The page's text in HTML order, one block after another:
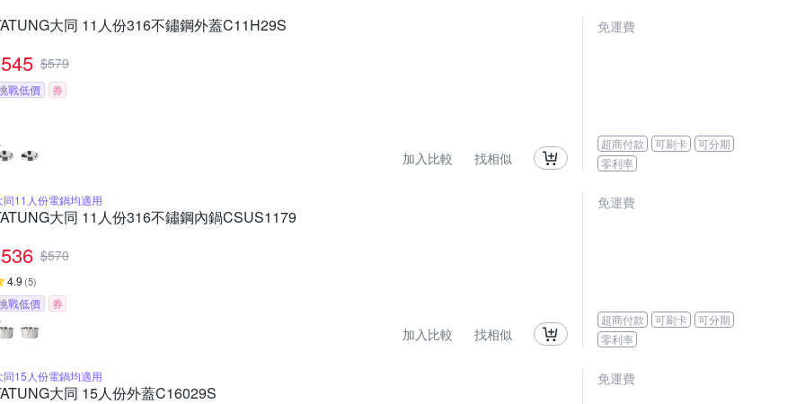
大同 11人份316不鏽鋼外蓋C11H29S
545 $579
戰低價 券
加入比較 找相似
免運費
超商付款 可刷卡
可分期
零利率
同11人份電鍋均適用
大同 11人份316不鏽鋼內鍋CSUS1179
536 $570
4.9 (5)
戰低價 券
加入比較 找相似
免運費
超商付款 可刷卡
可分期
零利率
同15人份電鍋均適用
大同 15人份外蓋C16029S
免運費